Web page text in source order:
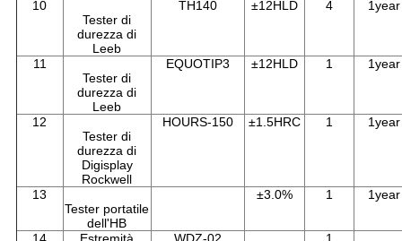
10
Tester di
durezza di
Leeb
TH140 ±12HLD 4 1year
11
Tester di
durezza di
Leeb
EQUOTIP3 ±12HLD 1 1year
12
Tester di
durezza di
Digisplay
Rockwell
HOURS-150 ±1.5HRC 1 1year
13
Tester portatile
dell'HB
±3.0% 1 1year
14
Estremità
WDZ-02 1